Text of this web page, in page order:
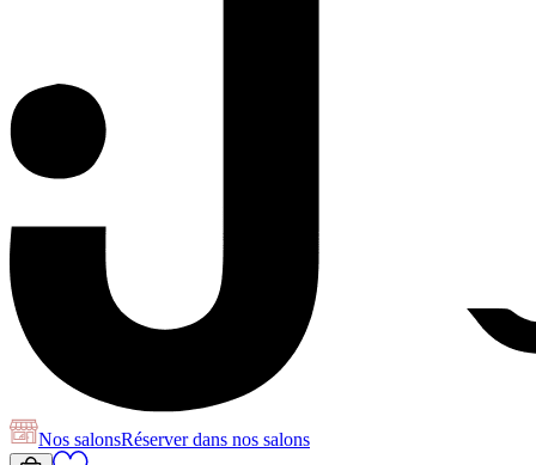
Nos salonsRéserverdans nos salons